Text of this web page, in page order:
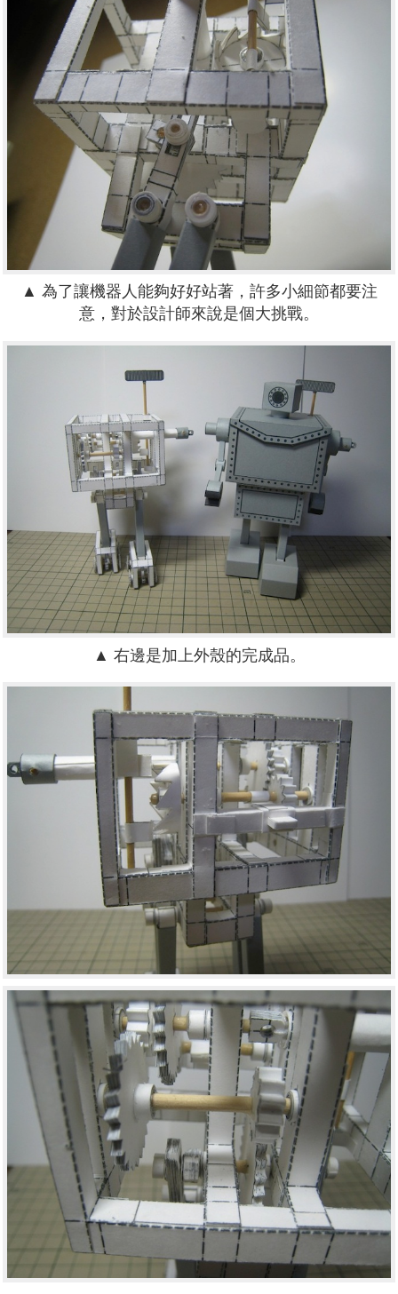
▲ 為了讓機器人能夠好好站著，許多小細節都要注
意，對於設計師來說是個大挑戰。
▲ 右邊是加上外殼的完成品。